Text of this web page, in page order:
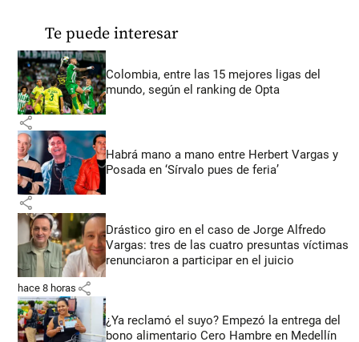
Te puede interesar
Colombia, entre las 15 mejores ligas del
mundo, según el ranking de Opta
share
Habrá mano a mano entre Herbert Vargas y
Posada en ‘Sírvalo pues de feria’
share
Drástico giro en el caso de Jorge Alfredo
Vargas: tres de las cuatro presuntas víctimas
renunciaron a participar en el juicio
hace 8 horas share
¿Ya reclamó el suyo? Empezó la entrega del
bono alimentario Cero Hambre en Medellín